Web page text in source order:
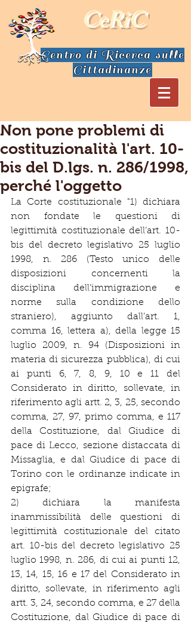
CeRiC
Centro di Ricerca sulle
Cittadinanze
Non pone problemi di
costituzionalità l'art. 10-
bis del D.lgs. n. 286/1998,
perché l'oggetto
La Corte costituzionale "1) dichiara
non fondate le questioni di
legittimità costituzionale dell’art. 10-
bis del decreto legislativo 25 luglio
1998, n. 286 (Testo unico delle
disposizioni concernenti la
disciplina dell’immigrazione e
norme sulla condizione dello
straniero), aggiunto dall’art. 1,
comma 16, lettera a), della legge 15
luglio 2009, n. 94 (Disposizioni in
materia di sicurezza pubblica), di cui
ai punti 6, 7, 8, 9, 10 e 11 del
Considerato in diritto, sollevate, in
riferimento agli artt. 2, 3, 25, secondo
comma, 27, 97, primo comma, e 117
della Costituzione, dal Giudice di
pace di Lecco, sezione distaccata di
Missaglia, e dal Giudice di pace di
Torino con le ordinanze indicate in
epigrafe;
2) dichiara la manifesta
inammissibilità delle questioni di
legittimità costituzionale del citato
art. 10-bis del decreto legislativo 25
luglio 1998, n. 286, di cui ai punti 12,
13, 14, 15, 16 e 17 del Considerato in
diritto, sollevate, in riferimento agli
artt. 3, 24, secondo comma, e 27 della
Costituzione, dal Giudice di pace di